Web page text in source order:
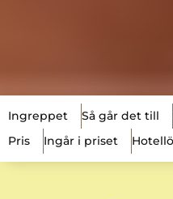
Ingreppet Så går det till
Pris
Ingår i priset